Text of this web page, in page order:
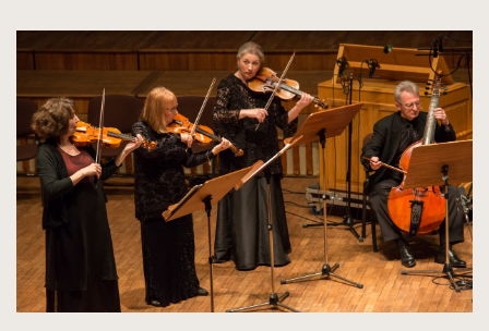
spowoduje
powiększenie
zdjęcia
do
rozmiarów
oryginalnych